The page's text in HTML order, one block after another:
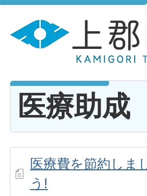
医療助成
医療費を節約しま
う!